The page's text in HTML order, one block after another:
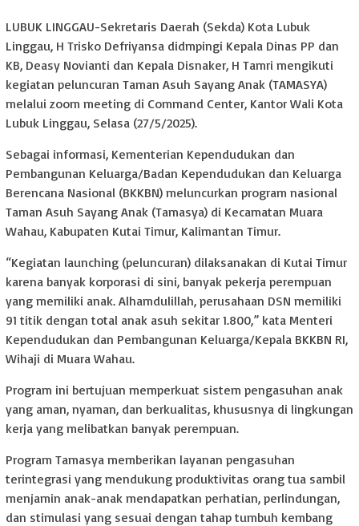
LUBUK LINGGAU-Sekretaris Daerah (Sekda) Kota Lubuk
Linggau, H Trisko Defriyansa didmpingi Kepala Dinas PP dan
KB, Deasy Novianti dan Kepala Disnaker, H Tamri mengikuti
kegiatan peluncuran Taman Asuh Sayang Anak (TAMASYA)
melalui zoom meeting di Command Center, Kantor Wali Kota
Lubuk Linggau, Selasa (27/5/2025).
Sebagai informasi, Kementerian Kependudukan dan
Pembangunan Keluarga/Badan Kependudukan dan Keluarga
Berencana Nasional (BKKBN) meluncurkan program nasional
Taman Asuh Sayang Anak (Tamasya) di Kecamatan Muara
Wahau, Kabupaten Kutai Timur, Kalimantan Timur.
“Kegiatan launching (peluncuran) dilaksanakan di Kutai Timur
karena banyak korporasi di sini, banyak pekerja perempuan
yang memiliki anak. Alhamdulillah, perusahaan DSN memiliki
91 titik dengan total anak asuh sekitar 1.800,” kata Menteri
Kependudukan dan Pembangunan Keluarga/Kepala BKKBN RI,
Wihaji di Muara Wahau.
Program ini bertujuan memperkuat sistem pengasuhan anak
yang aman, nyaman, dan berkualitas, khususnya di lingkungan
kerja yang melibatkan banyak perempuan.
Program Tamasya memberikan layanan pengasuhan
terintegrasi yang mendukung produktivitas orang tua sambil
menjamin anak-anak mendapatkan perhatian, perlindungan,
dan stimulasi yang sesuai dengan tahap tumbuh kembang